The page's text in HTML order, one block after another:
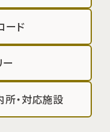
ード
・対応施設